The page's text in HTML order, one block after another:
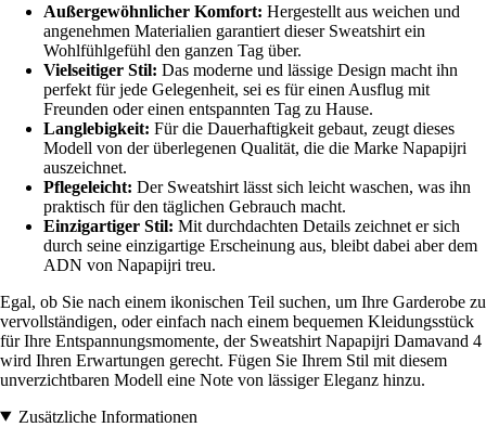
Außergewöhnlicher Komfort: Hergestellt aus weichen und
angenehmen Materialien garantiert dieser Sweatshirt ein
Wohlfühlgefühl den ganzen Tag über.
Vielseitiger Stil: Das moderne und lässige Design macht ihn
perfekt für jede Gelegenheit, sei es für einen Ausflug mit
Freunden oder einen entspannten Tag zu Hause.
Langlebigkeit: Für die Dauerhaftigkeit gebaut, zeugt dieses
Modell von der überlegenen Qualität, die die Marke Napapijri
auszeichnet.
Pflegeleicht: Der Sweatshirt lässt sich leicht waschen, was ihn
praktisch für den täglichen Gebrauch macht.
Einzigartiger Stil: Mit durchdachten Details zeichnet er sich
durch seine einzigartige Erscheinung aus, bleibt dabei aber dem
ADN von Napapijri treu.
Egal, ob Sie nach einem ikonischen Teil suchen, um Ihre Garderobe zu
vervollständigen, oder einfach nach einem bequemen Kleidungsstück
für Ihre Entspannungsmomente, der Sweatshirt Napapijri Damavand 4
wird Ihren Erwartungen gerecht. Fügen Sie Ihrem Stil mit diesem
unverzichtbaren Modell eine Note von lässiger Eleganz hinzu.
Zusätzliche Informationen